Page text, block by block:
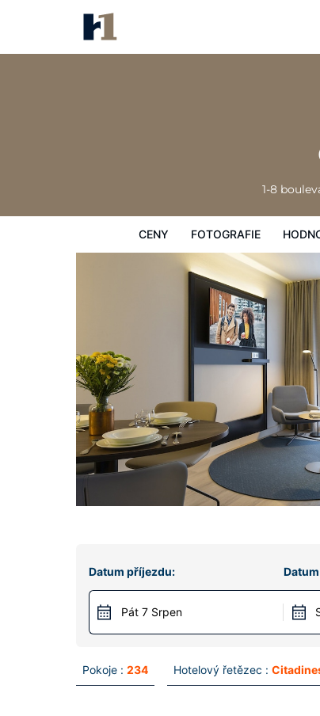
1-8
CENY FOTOGRAFIE
Datum příjezdu:
Pát 7 Srpen
Pokoje : 234 Hotelový řetězec :